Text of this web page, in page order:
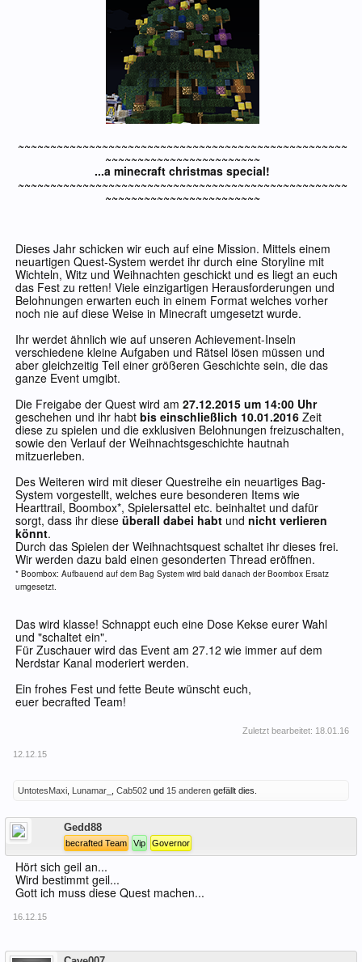
~~~~~~~~~~~~~~~~~~~~~~~~~~~~~~~~~~~~~~~~~~~~~~~~~~~
~~~~~~~~~~~~~~~~~~~~~~~~
...a minecraft christmas special!
~~~~~~~~~~~~~~~~~~~~~~~~~~~~~~~~~~~~~~~~~~~~~~~~~~~
~~~~~~~~~~~~~~~~~~~~~~~~
Dieses Jahr schicken wir euch auf eine Mission. Mittels einem
neuartigen Quest-System werdet ihr durch eine Storyline mit
Wichteln, Witz und Weihnachten geschickt und es liegt an euch
das Fest zu retten! Viele einzigartigen Herausforderungen und
Belohnungen erwarten euch in einem Format welches vorher
noch nie auf diese Weise in Minecraft umgesetzt wurde.​
Ihr werdet ähnlich wie auf unseren Achievement-Inseln
verschiedene kleine Aufgaben und Rätsel lösen müssen und
aber gleichzeitig Teil einer größeren Geschichte sein, die das
ganze Event umgibt.
Die Freigabe der Quest wird am 27.12.2015 um 14:00 Uhr
geschehen und ihr habt bis einschließlich 10.01.2016 Zeit
diese zu spielen und die exklusiven Belohnungen freizuschalten,
sowie den Verlauf der Weihnachtsgeschichte hautnah
mitzuerleben.
Des Weiteren wird mit dieser Questreihe ein neuartiges Bag-
System vorgestellt, welches eure besonderen Items wie
Hearttrail, Boombox*, Spielersattel etc. beinhaltet und dafür
sorgt, dass ihr diese überall dabei habt und nicht verlieren
könnt.
Durch das Spielen der Weihnachtsquest schaltet ihr dieses frei.
Wir werden dazu bald einen gesonderten Thread eröffnen.
* Boombox: Aufbauend auf dem Bag System wird bald danach der Boombox Ersatz
umgesetzt.
Das wird klasse! Schnappt euch eine Dose Kekse eurer Wahl
und "schaltet ein".
Für Zuschauer wird das Event am 27.12 wie immer auf dem
Nerdstar Kanal moderiert werden.
Ein frohes Fest und fette Beute wünscht euch,
euer becrafted Team!
Zuletzt bearbeitet: 18.01.16
12.12.15
UntotesMaxi Lunamar_ Cab502 und 15 anderen gefällt dies.
Gedd88
becrafted Team Vip Governor
Hört sich geil an...
Wird bestimmt geil...
Gott ich muss diese Quest machen...
16.12.15